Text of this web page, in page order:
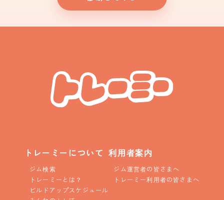
トレーミーについて
ジム検索
トレーミーとは？
ビルドアップスケジュール
利用者案内
ジム運営者の皆さまへ
トレーミー利用者の皆さまへ